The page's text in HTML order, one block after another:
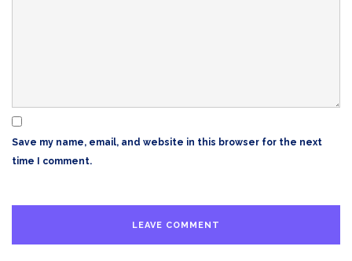
Save my name, email, and website in this browser for the next
time I comment.